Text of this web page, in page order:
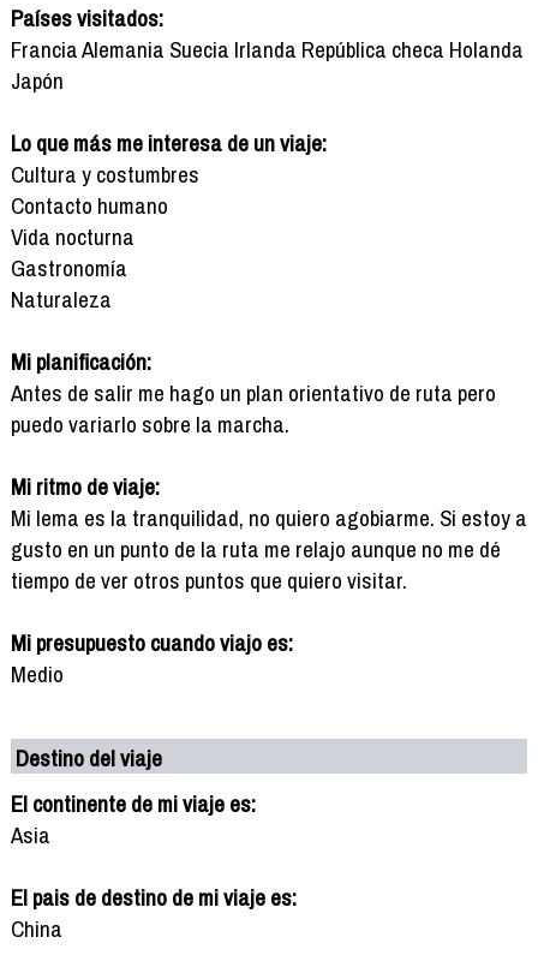
Países visitados:
Francia Alemania Suecia Irlanda República checa Holanda
Japón
Lo que más me interesa de un viaje:
Cultura y costumbres
Contacto humano
Vida nocturna
Gastronomía
Naturaleza
Mi planificación:
Antes de salir me hago un plan orientativo de ruta pero
puedo variarlo sobre la marcha.
Mi ritmo de viaje:
Mi lema es la tranquilidad, no quiero agobiarme. Si estoy a
gusto en un punto de la ruta me relajo aunque no me dé
tiempo de ver otros puntos que quiero visitar.
Mi presupuesto cuando viajo es:
Medio
Destino del viaje
El continente de mi viaje es:
Asia
El pais de destino de mi viaje es:
China